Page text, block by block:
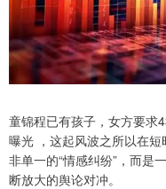
童锦程已有孩子，女方要求
曝光 ，这起风波之所以在
非单一的“情感纠纷”，而是
断放大的舆论对冲。